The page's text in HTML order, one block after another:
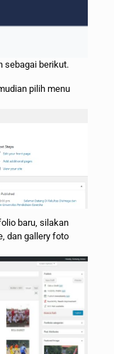
sebagai berikut.
pilih menu
baru, silakan
dan gallery foto